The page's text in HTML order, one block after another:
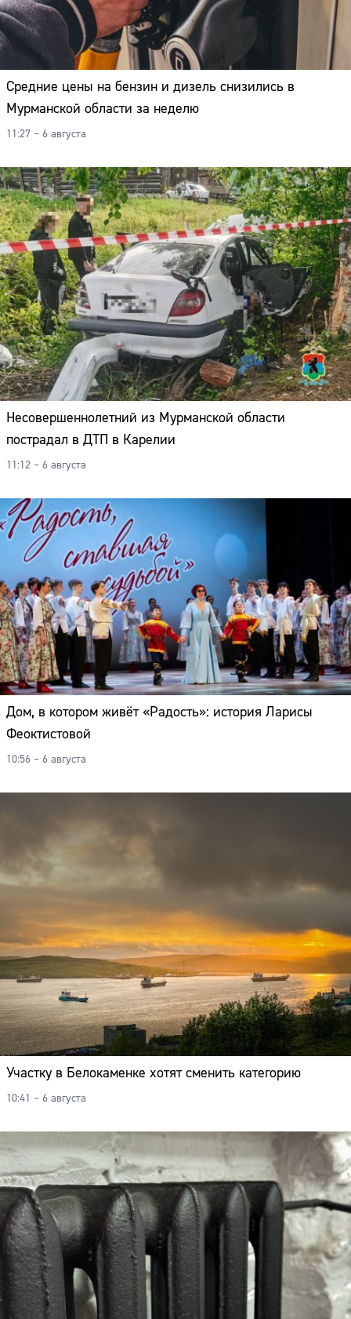
Средние цены на бензин и дизель снизились в
Мурманской области за неделю
11:27 – 6 августа
Несовершеннолетний из Мурманской области
пострадал в ДТП в Карелии
11:12 – 6 августа
Дом, в котором живёт «Радость»: история Ларисы
Феоктистовой
10:56 – 6 августа
Участку в Белокаменке хотят сменить категорию
10:41 – 6 августа